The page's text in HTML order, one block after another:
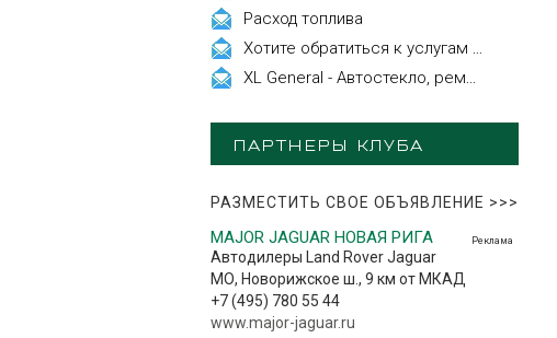
Расход топлива
ПАРТНЕРЫ КЛУБА
РАЗМЕСТИТЬ СВОЕ ОБЪЯВЛЕНИЕ >>>
Реклама
MAJOR JAGUAR НОВАЯ РИГА
Автодилеры Land Rover Jaguar
МО, Новорижское ш., 9 км от МКАД
+7 (495) 780 55 44
www.major-jaguar.ru